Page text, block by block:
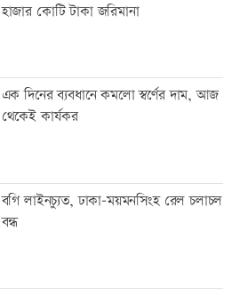
হাজার কোটি টাকা জরিমানা
এক দিনের ব্যবধানে কমলো স্বর্ণের দাম, আজ
থেকেই কার্যকর
বগি লাইনচ্যুত, ঢাকা-ময়মনসিংহ রেল চলাচল
বন্ধ